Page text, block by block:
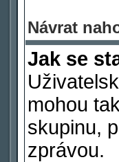
Návrat
Jak se
mohou
skupinu,
zprávou.